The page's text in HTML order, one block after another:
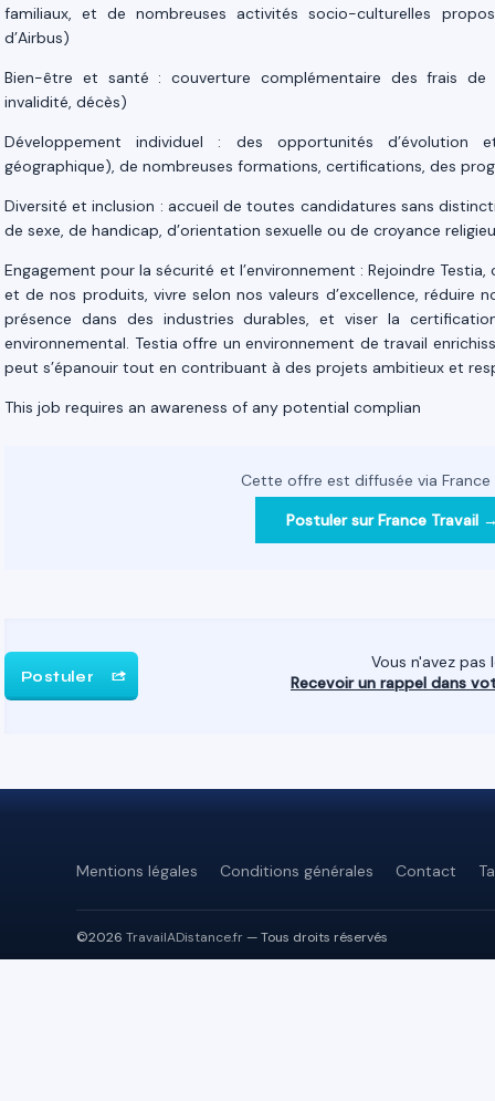
familiaux, et de nombreuses activités socio-culturelles
d’Airbus)
Bien-être et santé : couverture complémentaire des frais
invalidité, décès)
Développement individuel : des opportunités
géographique), de nombreuses formations, certifications, des
Diversité et inclusion : accueil de toutes candidatures sans
de sexe, de handicap, d’orientation sexuelle ou de croyance
Engagement pour la sécurité et l’environnement : Rejoindre
et de nos produits, vivre selon nos valeurs d’excellence, réduire
présence dans des industries durables, et viser la
environnemental. Testia offre un environnement de travail
peut s’épanouir tout en contribuant à des projets ambitieux et
This job requires an awareness of any potential complian
Cette offre est diffusée via France
Postuler sur France Travail
Vous n'avez
Recevoir un rappel dans
Postuler
Mentions légales Conditions générales Contact
©2026 TravailADistance.fr — Tous droits réservés